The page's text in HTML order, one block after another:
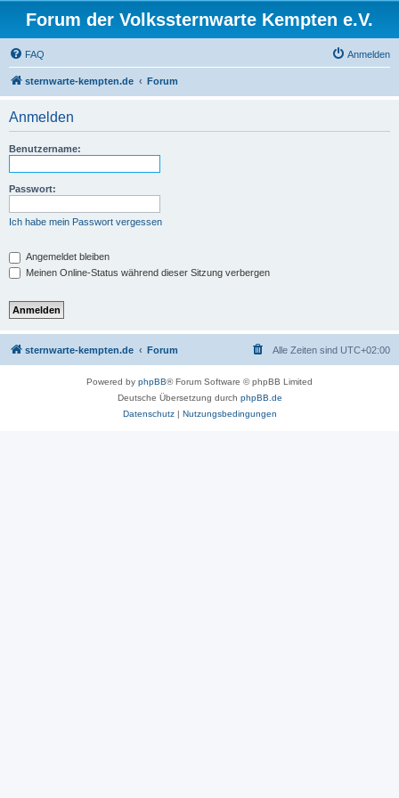
Forum der Volkssternwarte Kempten e.V.
FAQ Anmelden
sternwarte-kempten.de Forum
Anmelden
Benutzername:
Passwort:
Ich habe mein Passwort vergessen
Angemeldet bleiben
Meinen Online-Status während dieser Sitzung verbergen
sternwarte-kempten.de Forum Alle Zeiten sind UTC+02:00
Powered by phpBB® Forum Software © phpBB Limited
Deutsche Übersetzung durch phpBB.de
Datenschutz| Nutzungsbedingungen